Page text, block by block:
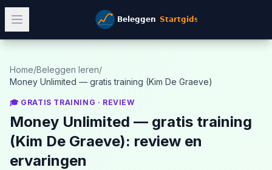
Home/Beleggen leren/
Money Unlimited — gratis training (Kim De Graeve)
🎓 GRATIS TRAINING · REVIEW
Money Unlimited — gratis training
(Kim De Graeve): review en
ervaringen